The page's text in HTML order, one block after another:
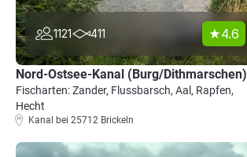
1121 411 4.6
Nord-Ostsee-Kanal (Burg/Dithmarschen)
Fischarten: Zander, Flussbarsch, Aal, Rapfen,
Hecht
Kanal bei 25712 Brickeln